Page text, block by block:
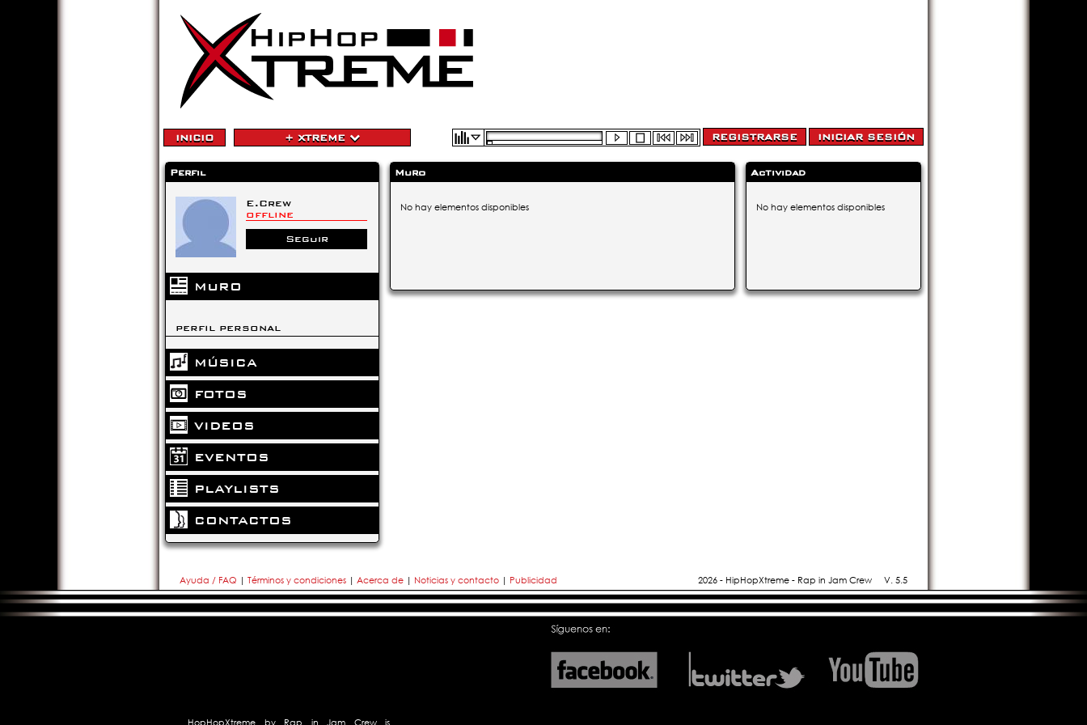
INICIO + XTREME
Perfil
E.Crew
OFFLINE
Seguir
MURO
PERFIL PERSONAL
MÚSICA
FOTOS
VIDEOS
EVENTOS
PLAYLISTS
CONTACTOS
Muro
No hay elementos disponibles
Actividad
No hay elementos disponibles
Ayuda / FAQ | Términos y condiciones | Acerca de | Noticias y contacto | Publicidad V. 5.5
2026 - HipHopXtreme - Rap in Jam Crew